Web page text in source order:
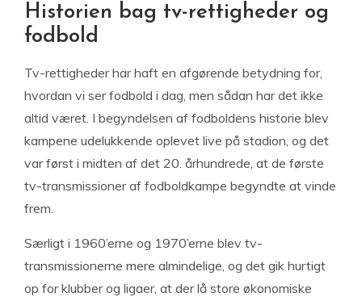
Historien bag tv-rettigheder og
fodbold
Tv-rettigheder har haft en afgørende betydning for,
hvordan vi ser fodbold i dag, men sådan har det ikke
altid været. I begyndelsen af fodboldens historie blev
kampene udelukkende oplevet live på stadion, og det
var først i midten af det 20. århundrede, at de første
tv-transmissioner af fodboldkampe begyndte at vinde
frem.
Særligt i 1960’erne og 1970’erne blev tv-
transmissionerne mere almindelige, og det gik hurtigt
op for klubber og ligaer, at der lå store økonomiske